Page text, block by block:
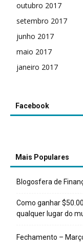
outubro 2017
setembro 2017
junho 2017
maio 2017
janeiro 2017
Facebook
Mais Populares
Blogosfera de
Como ganhar
qualquer lugar do
Fechamento –